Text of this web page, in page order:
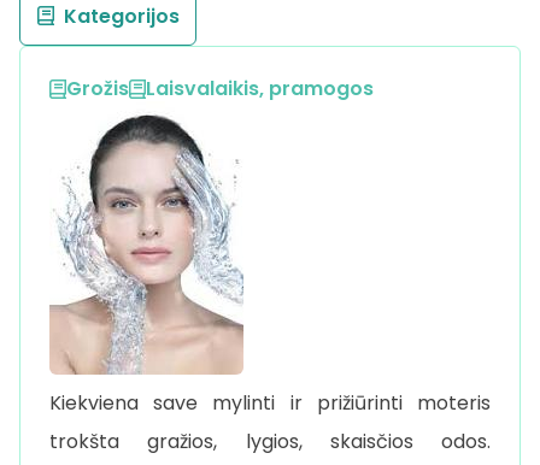
Grožis Laisvalaikis, pramogos
Kiekviena save mylinti ir prižiūrinti moteris
trokšta gražios, lygios, skaisčios odos.
Kategorijos